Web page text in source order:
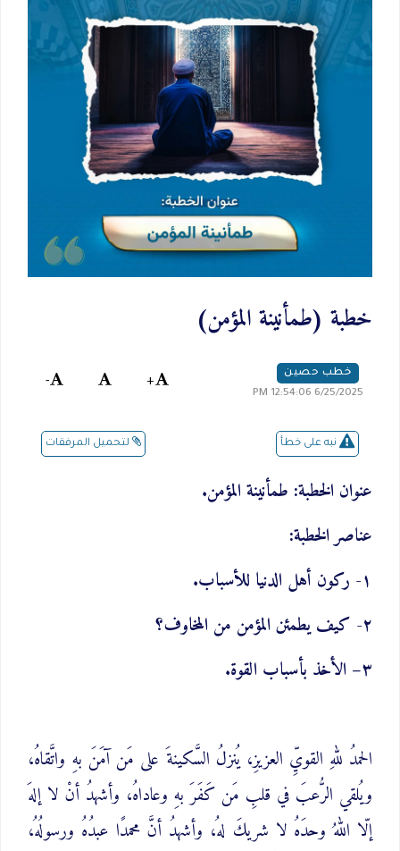
خطبة (طمأنينة المؤمن)
خطب حصين
6/25/2025 12:54:06 PM
+
-
نبه على خطأ لتحميل المرفقات
عنوان الخطبة: طمأنينة المؤمن.
عناصر الخطبة:
١- ركون أهل الدنيا للأسباب.
٢- كيف يطمئن المؤمن من المخاوف؟
٣– الأخذ بأسباب القوة.
الحمدُ للهِ القويِّ العزيزِ، يُنزلُ السَّكينةَ على مَن آمَنَ بهِ واتَّقاهُ،
ويُلقي الرُّعبَ في قلبِ مَن كَفَرَ بهِ وعاداهُ، وأشهدُ أنْ لا إلهَ
إلّا اللهُ وحدَهُ لا شريكَ لهُ، وأشهدُ أنَّ محمدًا عبدُهُ ورسولُهُ،